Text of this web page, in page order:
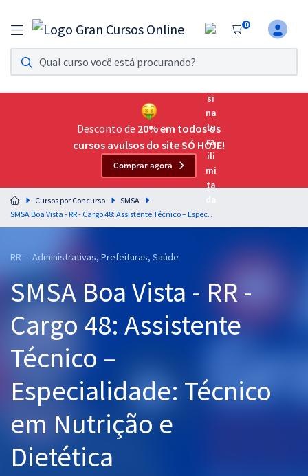
0
Assinatura Ilimitada 11
Acesso a todos os cursos. Teste grátis por 7 dias!
Assinatura OAB Até Passar
Acesso ilimitado a toda preparação para o Exame da
Residências Multiprofissionais
Preparação completa e intensiva para as principais
residências em saúde do Brasil
Cursos 20% OFF
Pós
Graduação
OAB
Questões grátis
Desconto de 20% em todos os
cursos avulsos do site SÓ HOJE!
Comprar agora
Cursos por Concurso
SMSA
SMSA Boa Vista - RR - Cargo 48: Assistente Técnico – Especialidade: Técnico em Nutrição e Dietética
RR - Administrativas, Prefeituras, Saúde
SMSA Boa Vista - RR -
Cargo 48: Assistente
Técnico –
Especialidade: Técnico
em Nutrição e
Dietética